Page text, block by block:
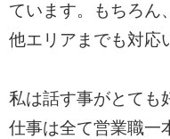
ています。もちろん
他エリアまでも対応
私は話す事がとても
仕事は全て営業職一